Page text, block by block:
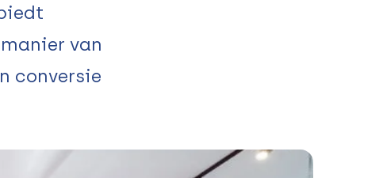
van
conversie